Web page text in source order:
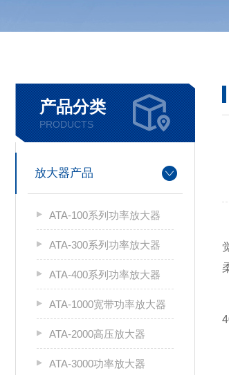
产品分类
PRODUCTS
放大器产品
ATA-100系列功率放大器
ATA-300系列功率放大器
ATA-400系列功率放大器
ATA-1000宽带功率放大器
ATA-2000高压放大器
ATA-3000功率放大器